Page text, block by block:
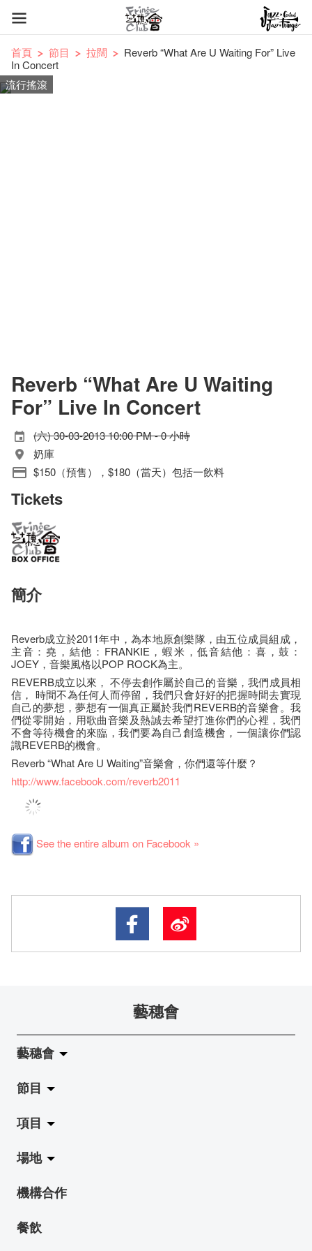
首頁 節目 拉闊
Reverb “What Are U Waiting For” Live
In Concert
流行搖滾
Reverb “What Are U Waiting
For” Live In Concert
(六) 30-03-2013 10:00 PM - 0 小時
奶庫
$150（預售），$180（當天）包括一飲料
Tickets
簡介
Reverb成立於2011年中，為本地原創樂隊，由五位成員組成，
主音：堯，結他：FRANKIE，蝦米，低音結他：喜，鼓：
JOEY，音樂風格以POP ROCK為主。
REVERB成立以來， 不停去創作屬於自己的音樂，我們成員相
信， 時間不為任何人而停留，我們只會好好的把握時間去實現
自己的夢想，夢想有一個真正屬於我們REVERB的音樂會。我
們從零開始，用歌曲音樂及熱誠去希望打進你們的心裡，我們
不會等待機會的來臨，我們要為自己創造機會，一個讓你們認
識REVERB的機會。
Reverb “What Are U Waiting”音樂會，你們還等什麼？
http://www.facebook.com/reverb2011
See the entire album on Facebook »
藝穗會
藝穗會
關於藝穗會
藝穗會的演化
使命與宗旨
藝穗會架構
檔案庫
節目
拉闊
展覽
演出
活動
項目
Jazz-Go-Central, Jazz-Go-Fringe
LPL
2015-16 藝術場地資助計劃
場地
陳麗玲畫廊
奶庫
機構合作
餐飲